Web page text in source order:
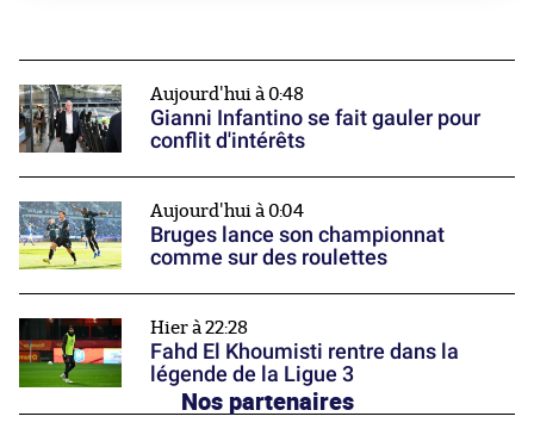
Aujourd'hui à 0:48
Gianni Infantino se fait gauler pour
conflit d'intérêts
Aujourd'hui à 0:04
Bruges lance son championnat
comme sur des roulettes
Hier à 22:28
Fahd El Khoumisti rentre dans la
légende de la Ligue 3
Nos partenaires